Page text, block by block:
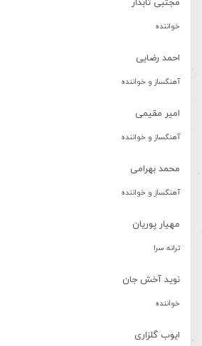
مجتبی تابدار
خواننده
احمد رضایی
آهنگساز و خواننده
امیر مقیمی
آهنگساز و خواننده
محمد بهرامی
آهنگساز و خواننده
مهیار پوریان
ترانه سرا
نوید آخش جان
خواننده
ایوب گلزاری